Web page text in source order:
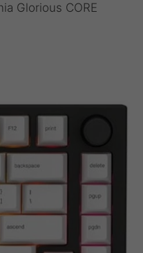
Glorious CORE